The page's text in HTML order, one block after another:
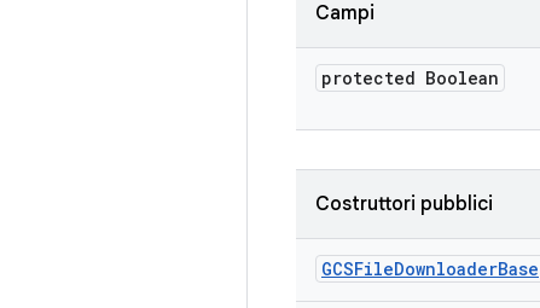
Campi
protected Boolean
Costruttori pubblici
GCSFileDownloaderBase